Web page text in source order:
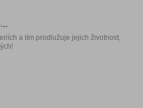
a tím prodlužuje jejich životnost,